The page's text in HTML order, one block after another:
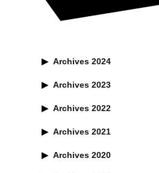
▶︎ Archives 2024
▶︎ Archives 2023
▶︎ Archives 2022
▶︎ Archives 2021
▶︎ Archives 2020